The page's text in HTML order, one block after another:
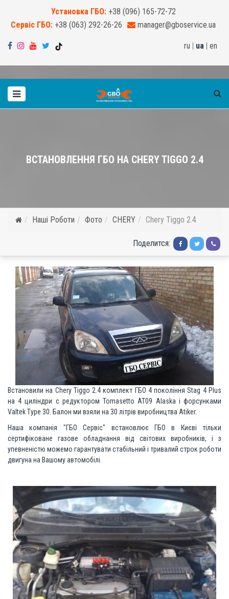
Установка ГБО: +38 (096) 165-72-72
Сервіс ГБО: +38 (063) 292-26-26 manager@gboservice.ua
ru | ua | en
ВСТАНОВЛЕННЯ ГБО НА CHERY TIGGO 2.4
Наші Роботи Фото CHERY Chery Tiggo 2.4
Поделится:
Встановили на Chery Tiggo 2.4 комплект ГБО 4 покоління Stag 4 Plus
на 4 циліндри c редуктором Tomasetto AT09 Alaska і форсунками
Valtek Type 30. Балон ми взяли на 30 літрів виробництва Atiker.
Наша компанія "ГБО Сервіс" встановлює ГБО в Києві тільки
сертифіковане газове обладнання від світових виробників, і з
упевненістю можемо гарантувати стабільний і тривалий строк роботи
двигуна на Вашому автомобілі.